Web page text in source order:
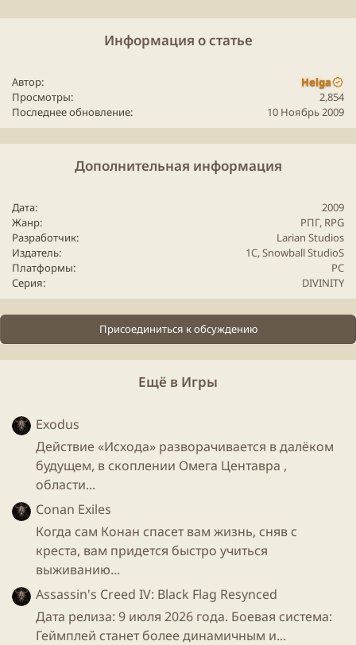
компаньонов и призывайте их на помочь во время
Информация о статье
Автор
Helga
Просмотры
2,854
Последнее обновление
10 Ноябрь 2009
Дополнительная информация
Дата
2009
Жанр
РПГ, RPG
Разработчик
Larian Studios
Издатель
1С, Snowball StudioS
Платформы
PC
Серия
DIVINITY
Присоединиться к обсуждению
Ещё в Игры
Exodus
Действие «Исхода» разворачивается в далёком
будущем, в скоплении Омега Центавра ,
области...
Conan Exiles
Когда сам Конан спасет вам жизнь, сняв с
креста, вам придется быстро учиться
выживанию...
Assassin's Creed IV: Black Flag Resynced
Дата релиза: 9 июля 2026 года. Боевая система:
Геймплей станет более динамичным и...